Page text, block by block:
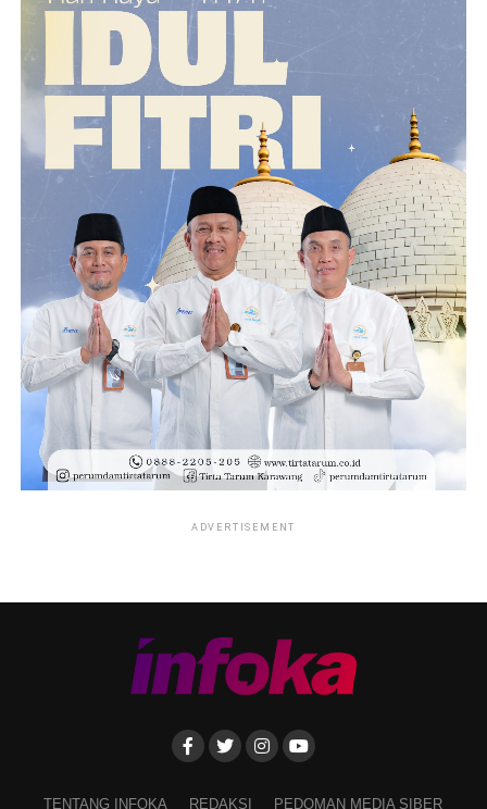
ADVERTISEMENT
TENTANG INFOKA REDAKSI PEDOMAN MEDIA SIBER